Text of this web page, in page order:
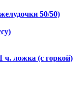
50/50)
1 ч. ложка (с горкой)